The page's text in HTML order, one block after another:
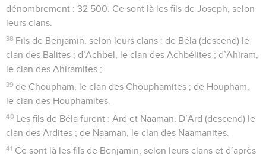
dénombrement : 32 500. Ce sont là les fils de Joseph, selon
leurs clans.
38 Fils de Benjamin, selon leurs clans : de Béla (descend) le
clan des Balites ; d’Achbel, le clan des Achbélites ; d’Ahiram,
le clan des Ahiramites ;
39 de Choupham, le clan des Chouphamites ; de Houpham,
le clan des Houphamites.
40 Les fils de Béla furent : Ard et Naaman. D’Ard (descend) le
clan des Ardites ; de Naaman, le clan des Naamanites.
41 Ce sont là les fils de Benjamin, selon leurs clans et d’après